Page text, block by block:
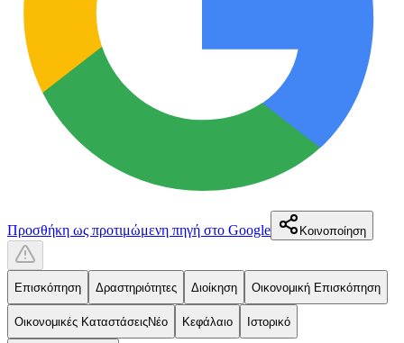
Προσθήκη ως προτιμώμενη πηγή στο Google Κοινοποίηση
Επισκόπηση Δραστηριότητες Διοίκηση Οικονομική Επισκόπηση
Οικονομικές ΚαταστάσειςΝέο Κεφάλαιο Ιστορικό